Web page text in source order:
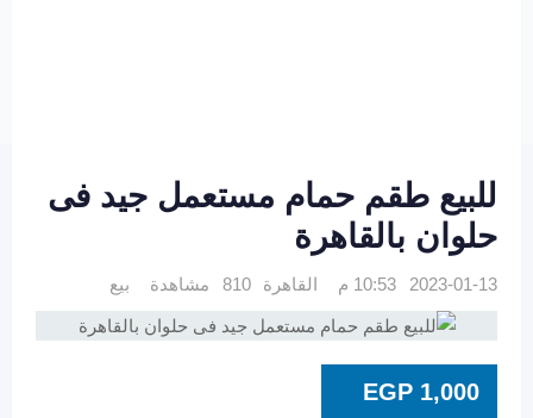
للبيع طقم حمام مستعمل جيد فى
حلوان بالقاهرة
2023-01-13 10:53 م القاهرة 810 مشاهدة بيع
EGP 1,000